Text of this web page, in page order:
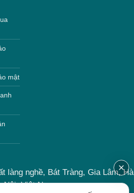
mật
làng nghề, Bát Tràng, Gia Lâm, Hà
Nội, Việt Nam